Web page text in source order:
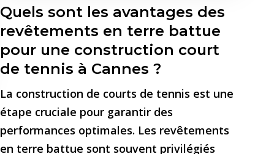
Quels sont les avantages des
revêtements en terre battue
pour une construction court
de tennis à Cannes ?
La construction de courts de tennis est une
étape cruciale pour garantir des
performances optimales. Les revêtements
en terre battue sont souvent privilégiés